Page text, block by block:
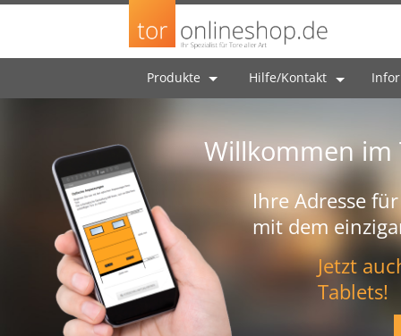
Produkte Hilfe/Kontakt
Willkommen
Ihre Adresse
mit dem
Jetzt
Tablets!